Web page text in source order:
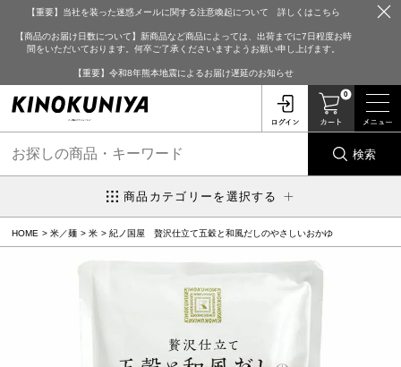
【重要】当社を装った迷惑メールに関する注意喚起について 詳しくはこちら
【商品のお届け日数について】新商品など商品によっては、出荷までに7日程度お時
間をいただいております。何卒ご了承くださいますようお願い申し上げます。
【重要】令和8年熊本地震によるお届け遅延のお知らせ
0
検索
商品カテゴリーを選択する
HOME 米／麺 米 紀ノ国屋 贅沢仕立て五穀と和風だしのやさしいおかゆ